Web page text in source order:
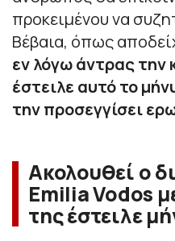
προκειμένου να
Βέβαια, όπως
εν λόγω άντρας την
έστειλε αυτό το
την προσεγγίσει
Ακολουθεί ο
Emilia Vodos
της έστειλε